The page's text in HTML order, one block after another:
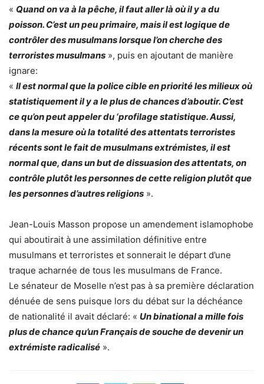
« Quand on va à la pêche, il faut aller là où il y a du
poisson. C’est un peu primaire, mais il est logique de
contrôler des musulmans lorsque l’on cherche des
terroristes musulmans », puis en ajoutant de manière
ignare:
« Il est normal que la police cible en priorité les milieux où
statistiquement il y a le plus de chances d’aboutir. C’est
ce qu’on peut appeler du ‘profilage statistique. Aussi,
dans la mesure où la totalité des attentats terroristes
récents sont le fait de musulmans extrémistes, il est
normal que, dans un but de dissuasion des attentats, on
contrôle plutôt les personnes de cette religion plutôt que
les personnes d’autres religions ».
Jean-Louis Masson propose un amendement islamophobe
qui aboutirait à une assimilation définitive entre
musulmans et terroristes et sonnerait le départ d’une
traque acharnée de tous les musulmans de France.
Le sénateur de Moselle n’est pas à sa première déclaration
dénuée de sens puisque lors du débat sur la déchéance
de nationalité il avait déclaré: « Un binational a mille fois
plus de chance qu’un Français de souche de devenir un
extrémiste radicalisé ».